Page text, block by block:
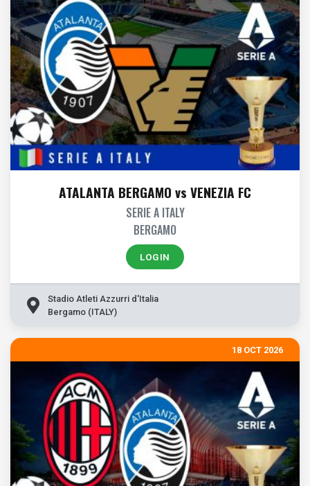
ATALANTA BERGAMO vs VENEZIA FC
SERIE A ITALY
BERGAMO
LOGIN
Stadio Atleti Azzurri d'Italia
Bergamo (ITALY)
18 OCT 2026